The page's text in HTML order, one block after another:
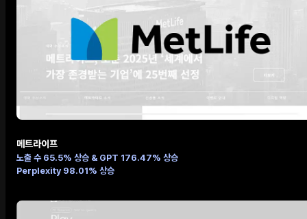
메트라이프
노출 수 65.5% 상승 & GPT 176.47% 상승
Perplexity 98.01% 상승